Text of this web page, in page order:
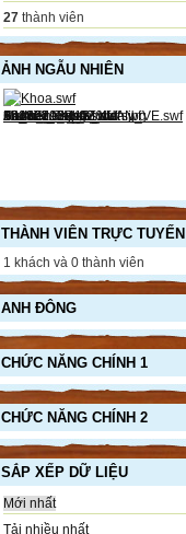
27 thành viên
ẢNH NGẪU NHIÊN
THÀNH VIÊN TRỰC TUYẾN
1 khách và 0 thành viên
ANH ĐÔNG
CHỨC NĂNG CHÍNH 1
CHỨC NĂNG CHÍNH 2
SẮP XẾP DỮ LIỆU
Mới nhất
Tải nhiều nhất